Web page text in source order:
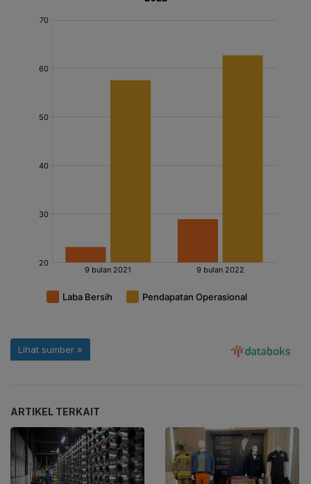
ARTIKEL TERKAIT